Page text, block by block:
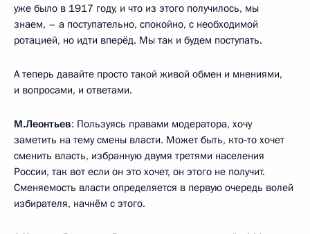
уже было в 1917 году, и что из этого получилось, мы
знаем, – а поступательно, спокойно, с необходимой
ротацией, но идти вперёд. Мы так и будем поступать.
А теперь давайте просто такой живой обмен и мнениями,
и вопросами, и ответами.
М.Леонтьев: Пользуясь правами модератора, хочу
заметить на тему смены власти. Может быть, кто‑то хочет
сменить власть, избранную двумя третями населения
России, так вот если он это хочет, он этого не получит.
Сменяемость власти определяется в первую очередь волей
избирателя, начнём с этого.